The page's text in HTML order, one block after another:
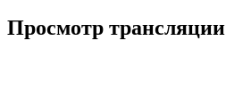
Просмотр трансляции